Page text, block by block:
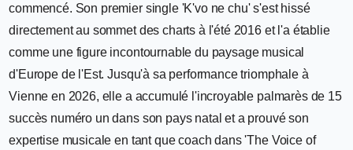
commencé. Son premier single 'K'vo ne chu' s'est hissé
directement au sommet des charts à l'été 2016 et l'a établie
comme une figure incontournable du paysage musical
d'Europe de l'Est. Jusqu'à sa performance triomphale à
Vienne en 2026, elle a accumulé l'incroyable palmarès de 15
succès numéro un dans son pays natal et a prouvé son
expertise musicale en tant que coach dans 'The Voice of